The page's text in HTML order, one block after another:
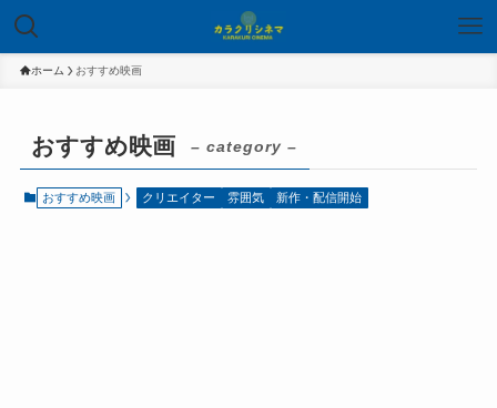
ホーム おすすめ映画
おすすめ映画 – category –
おすすめ映画 クリエイター 雰囲気 新作・配信開始